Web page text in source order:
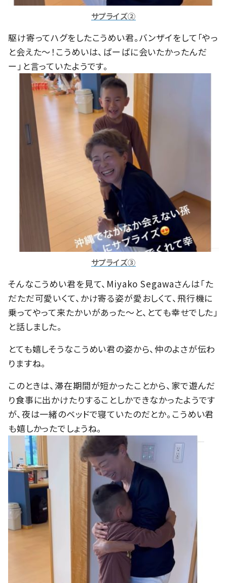
サプライズ②
駆け寄ってハグをしたこうめい君。バンザイをして「やっ
と会えた〜！こうめいは、ばーばに会いたかったんだ
ー」と言っていたようです。
サプライズ③
そんなこうめい君を見て、Miyako Segawaさんは「た
だただ可愛いくて、かけ寄る姿が愛おしくて、飛行機に
乗ってやって来たかいがあった〜と、とても幸せでした」
と話しました。
とても嬉しそうなこうめい君の姿から、仲のよさが伝わ
りますね。
このときは、滞在期間が短かったことから、家で遊んだ
り食事に出かけたりすることしかできなかったようです
が、夜は一緒のベッドで寝ていたのだとか。こうめい君
も嬉しかったでしょうね。